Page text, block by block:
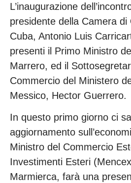
L’inaugurazione
presidente della Camera di
Cuba, Antonio Luis
presenti il Primo Ministro
Marrero, ed il
Commercio del Ministero
Messico, Hector Guerrero.
In questo primo giorno ci
aggiornamento
Ministro del Commercio
Investimenti Esteri
Marmierca, farà una